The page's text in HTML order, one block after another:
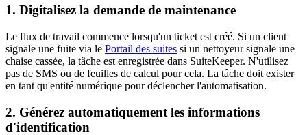
1. Digitalisez la demande de maintenance
Le flux de travail commence lorsqu'un ticket est créé. Si un client
signale une fuite via le Portail des suites si un nettoyeur signale une
chaise cassée, la tâche est enregistrée dans SuiteKeeper. N'utilisez
pas de SMS ou de feuilles de calcul pour cela. La tâche doit exister
en tant qu'entité numérique pour déclencher l'automatisation.
2. Générez automatiquement les informations
d'identification